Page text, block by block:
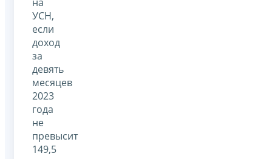
УСН,
если
доход
за
девять
месяцев
2023
года
не
превысит
149,5